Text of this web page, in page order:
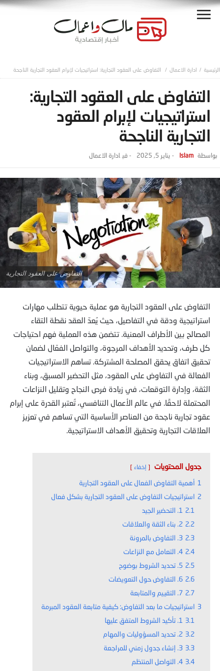
ادارة الاعمال التفاوض على العقود التجارية: استراتيجيات لإبرام العقود التجارية الناجحة
التفاوض على العقود التجارية:
استراتيجيات لإبرام العقود
التجارية الناجحة
Islam
- يناير 5, 2025 - ‎في ادارة الاعمال
التفاوض على العقود التجارية
التفاوض على العقود التجارية هو عملية حيوية تتطلب مهارات
استراتيجية ودقة في التفاصيل، حيث يُعدّ العقد نقطة التقاء
المصالح بين الأطراف المعنية. تتضمن هذه العملية فهم احتياجات
كل طرف، وتحديد الأهداف المرجوة، والتواصل الفعّال لضمان
تحقيق اتفاق يحقق المصلحة المشتركة. تساهم الاستراتيجيات
الفعالة في التفاوض على العقود، مثل التحضير المسبق، وبناء
الثقة، وإدارة التوقعات، في زيادة فرص النجاح وتقليل النزاعات
المحتملة لاحقًا. في عالم الأعمال التنافسي، تُعتبر القدرة على إبرام
عقود تجارية ناجحة من العناصر الأساسية التي تساهم في تعزيز
العلاقات التجارية وتحقيق الأهداف الاستراتيجية.
جدول المحتويات إخفاء
1 أهمية التفاوض الفعال على العقود التجارية
2 استراتيجيات التفاوض على العقود التجارية بشكل فعال
2.1 1. التحضير الجيد
2.2 2. بناء الثقة والعلاقات
2.3 3. التفاوض بالمرونة
2.4 4. التعامل مع النزاعات
2.5 5. تحديد الشروط بوضوح
2.6 6. التفاوض حول التعويضات
2.7 7. التقييم والمتابعة
3 استراتيجيات ما بعد التفاوض: كيفية متابعة العقود المبرمة
3.1 1. تأكيد الشروط المتفق عليها
3.2 2. تحديد المسؤوليات والمهام
3.3 3. إنشاء جدول زمني للمراجعة
3.4 4. التواصل المنتظم